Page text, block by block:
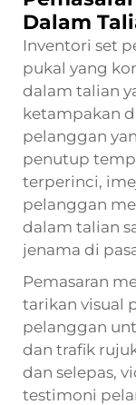
Dalam
Inventori set
pukal yang
dalam talian
ketampakan
pelanggan
penutup
terperinci,
pelanggan
dalam talian
jenama di
Pemasaran
tarikan visual
pelanggan
dan trafik
dan selepas,
testimoni